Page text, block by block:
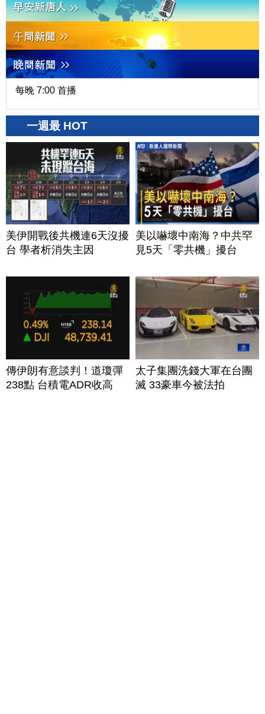
每晚 7:00 首播
一週最 HOT
美伊開戰後共機連6天沒擾
台 學者析消失主因
美以嚇壞中南海？中共罕
見5天「零共機」擾台
傳伊朗有意談判！道瓊彈
238點 台積電ADR收高
太子集團洗錢大軍在台團
滅 33豪車今被法拍